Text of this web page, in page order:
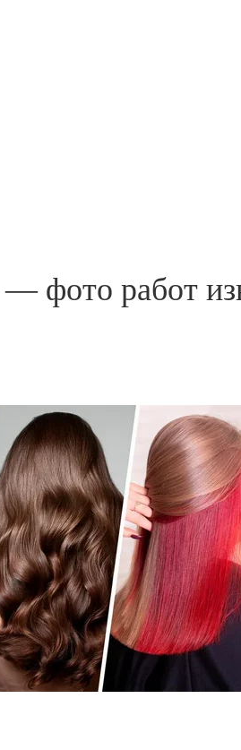
фото работ